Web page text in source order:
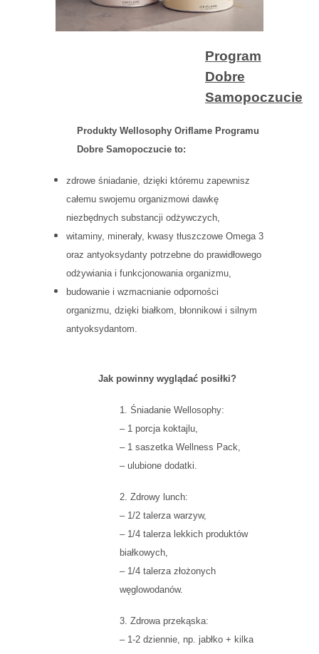
Program
Dobre
Samopoczucie
Produkty Wellosophy Oriflame Programu
Dobre Samopoczucie to:
zdrowe śniadanie, dzięki któremu zapewnisz
całemu swojemu organizmowi dawkę
niezbędnych substancji odżywczych,
witaminy, minerały, kwasy tłuszczowe Omega 3
oraz antyoksydanty potrzebne do prawidłowego
odżywiania i funkcjonowania organizmu,
budowanie i wzmacnianie odporności
organizmu, dzięki białkom, błonnikowi i silnym
antyoksydantom.
Jak powinny wyglądać posiłki?
1. Śniadanie Wellosophy:
– 1 porcja koktajlu,
– 1 saszetka Wellness Pack,
– ulubione dodatki.
2. Zdrowy lunch:
– 1/2 talerza warzyw,
– 1/4 talerza lekkich produktów
białkowych,
– 1/4 talerza złożonych
węglowodanów.
3. Zdrowa przekąska:
– 1-2 dziennie, np. jabłko + kilka